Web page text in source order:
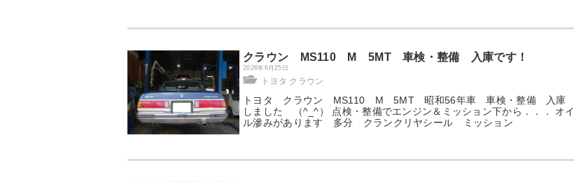
クラウン MS110 M 5MT 車検・整備 入庫です！
2026年6月25日
トヨタ クラウン
トヨタ クラウン MS110 M 5MT 昭和56年車 車検・整備 入庫
しました （^_^） 点検・整備でエンジン＆ミッション下から．．． オイ
ル滲みがあります 多分 クランクリヤシール ミッション